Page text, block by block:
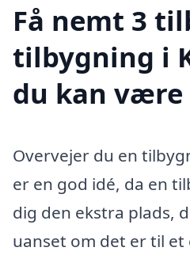
Få nemt 3
tilbygning i
du kan være
Overvejer du en
er en god idé, da en
dig den ekstra plads,
uanset om det er til